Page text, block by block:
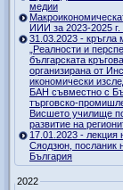
медии
ИИИ за 2023-2025 г.
31.03.2023 - кръгла
„Реалности и
българската
организирана от
икономически
БАН съвместно с
търговско-
Висшето училище
развитие на
17.01.2023 -
Сяодзюн, посланик
България
2022